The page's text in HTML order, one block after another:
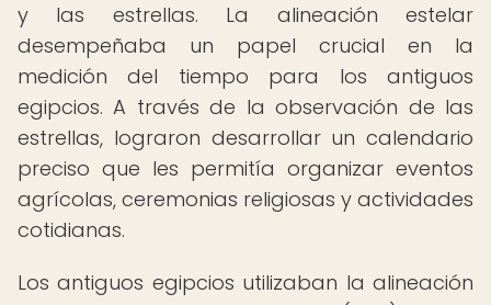
y las estrellas. La alineación estelar
desempeñaba un papel crucial en la
medición del tiempo para los antiguos
egipcios. A través de la observación de las
estrellas, lograron desarrollar un calendario
preciso que les permitía organizar eventos
agrícolas, ceremonias religiosas y actividades
cotidianas.
Los antiguos egipcios utilizaban la alineación